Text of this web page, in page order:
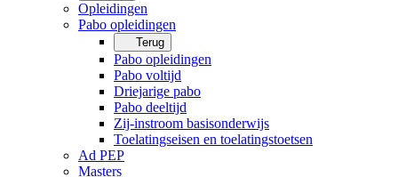
Opleidingen
Pabo opleidingen
Terug
Pabo opleidingen
Pabo voltijd
Driejarige pabo
Pabo deeltijd
Zij-instroom basisonderwijs
Toelatingseisen en toelatingstoetsen
Ad PEP
Masters